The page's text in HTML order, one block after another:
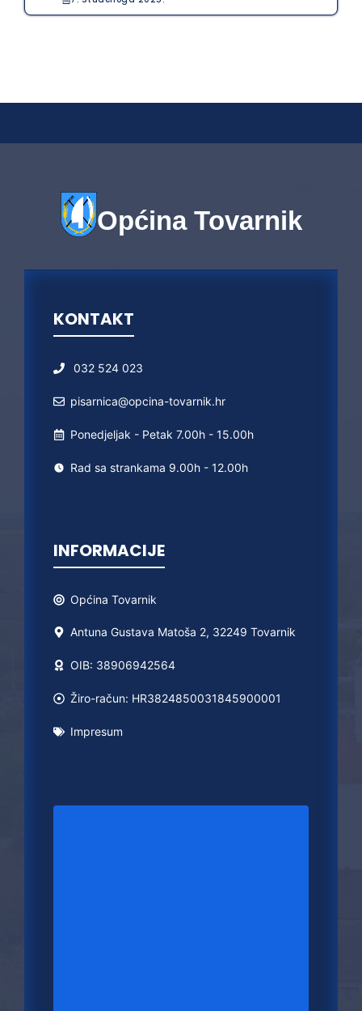
Općina Tovarnik
KONTAKT
032 524 023
pisarnica@opcina-tovarnik.hr
Ponedjeljak - Petak 7.00h - 15.00h
Rad sa strankama 9.00h - 12.00h
INFORMACIJE
Općina Tovarnik
Antuna Gustava Matoša 2, 32249 Tovarnik
OIB: 38906942564
Žiro-račun: HR3824850031845900001
Impresum